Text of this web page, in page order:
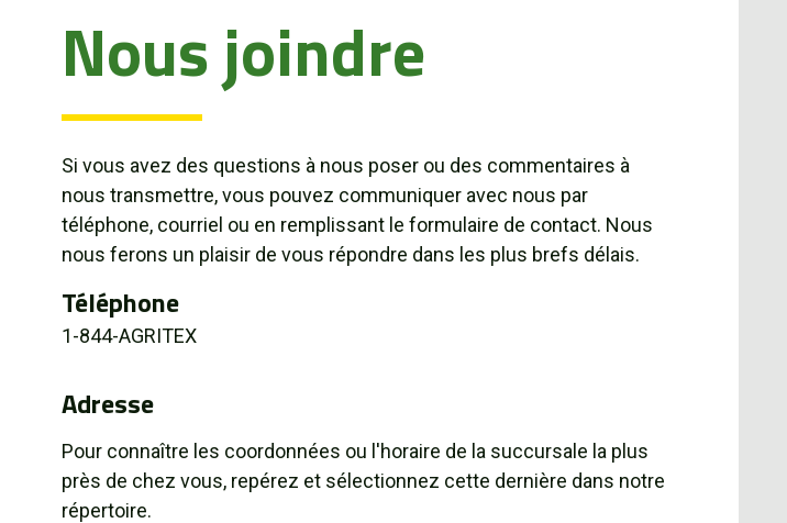
Nous joindre
Si vous avez des questions à nous poser ou des commentaires à
nous transmettre, vous pouvez communiquer avec nous par
téléphone, courriel ou en remplissant le formulaire de contact. Nous
nous ferons un plaisir de vous répondre dans les plus brefs délais.
Téléphone
1-844-AGRITEX
Adresse
Pour connaître les coordonnées ou l'horaire de la succursale la plus
près de chez vous, repérez et sélectionnez cette dernière dans notre
répertoire.
Pièces et services
Agriculture de précision
Boutique
Portail client
À propos
Promotions
Actualités
Nous joindre